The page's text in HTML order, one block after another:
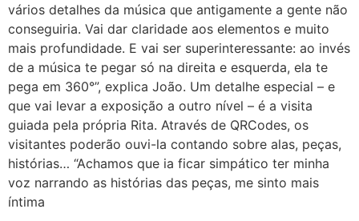
vários detalhes da música que antigamente a gente não
conseguiria. Vai dar claridade aos elementos e muito
mais profundidade. E vai ser superinteressante: ao invés
de a música te pegar só na direita e esquerda, ela te
pega em 360°”, explica João. Um detalhe especial – e
que vai levar a exposição a outro nível – é a visita
guiada pela própria Rita. Através de QRCodes, os
visitantes poderão ouvi-la contando sobre alas, peças,
histórias… “Achamos que ia ficar simpático ter minha
voz narrando as histórias das peças, me sinto mais
íntima